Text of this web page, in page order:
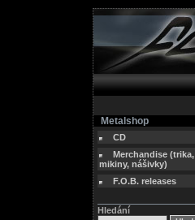
Metalshop
CD
Merchandise (trika,
mikiny, nášivky)
F.O.B. releases
Hledání